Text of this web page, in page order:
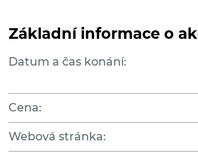
Základní informace o
Datum a čas konání:
Cena:
Webová stránka: